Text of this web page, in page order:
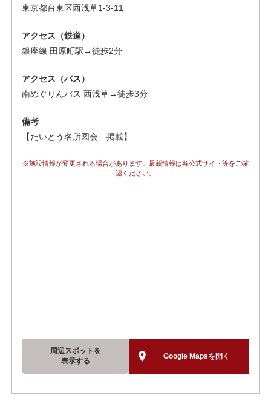
東京都台東区西浅草1-3-11
アクセス（鉄道）
銀座線 田原町駅→徒歩2分
アクセス（バス）
南めぐりんバス 西浅草→徒歩3分
備考
【たいとう名所図会 掲載】
※施設情報が変更される場合があります。最新情報は各公式サイト等をご確
認ください。
周辺スポットを
表示する
Google Mapsを開く